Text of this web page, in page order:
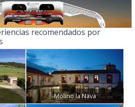
recomendados por
Molino la Nava